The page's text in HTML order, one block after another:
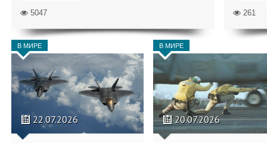
5047 261
В МИРЕ
22.07.2026
В МИРЕ
20.07.2026